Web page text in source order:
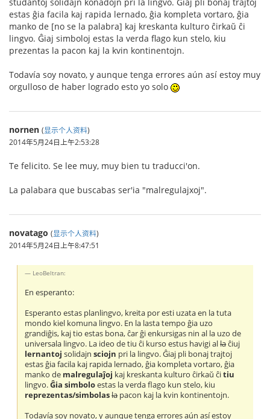
estas ĝia facila kaj rapida lernado, ĝia kompleta vortaro, ĝia
manko de [no se la palabra] kaj kreskanta kulturo ĉirkaŭ ĉi
lingvo. Ĝiaj simboloj estas la verda flago kun stelo, kiu
prezentas la pacon kaj la kvin kontinentojn.
Todavía soy novato, y aunque tenga errores aún así estoy muy
orgulloso de haber logrado esto yo solo
nornen (显示个人资料)
2014年5月24日上午2:53:28
Te felicito. Se lee muy, muy bien tu traducci'on.
La palabara que buscabas ser'ia "malregulajxoj".
novatago (显示个人资料)
2014年5月24日上午8:47:51
LeoBeltran:
En esperanto:
Esperanto estas planlingvo, kreita por esti uzata en la tuta
mondo kiel komuna lingvo. En la lasta tempo ĝia uzo
grandiĝis, kaj tio estas bona, ĉar ĝi enkursigas nin al la uzo de
universala lingvo. La ideo de tiu ĉi kurso estus havigi allaĉiuj
lernantoj solidajnsciojn pri la lingvo. Ĝiaj pli bonaj trajtoj
estas ĝia facila kaj rapida lernado, ĝia kompleta vortaro, ĝia
manko de malregulaĵoj kaj kreskanta kulturo ĉirkaŭ ĉitiu
lingvo.Ĝia simboloestas la verda flago kun stelo, kiu
reprezentas/simbolaslapacon kaj la kvin kontinentojn.
Todavía soy novato, y aunque tenga errores aún así estoy